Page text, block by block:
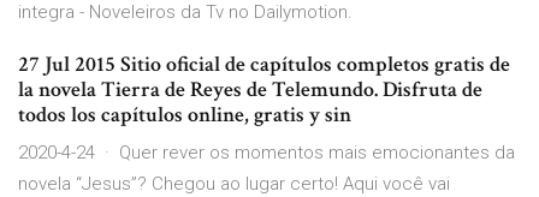
integra - Noveleiros da Tv no Dailymotion.
27 Jul 2015 Sitio oficial de capítulos completos gratis de
la novela Tierra de Reyes de Telemundo. Disfruta de
todos los capítulos online, gratis y sin
2020-4-24 · Quer rever os momentos mais emocionantes da
novela “Jesus”? Chegou ao lugar certo! Aqui você vai